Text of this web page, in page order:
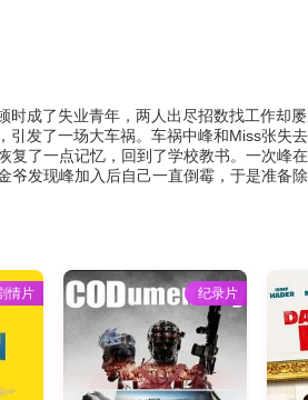
时成了失业青年，两人出尽招数找工作
引发了一场大车祸。车祸中峰和Miss张
了一点记忆，回到了学校教书。一次峰
发现峰加入后自己一直倒霉，于是准备
情片 纪录片